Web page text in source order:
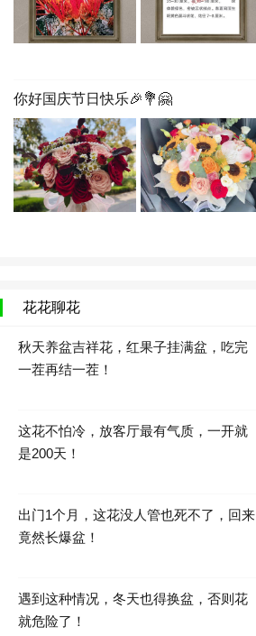
你好国庆节日快乐🎉💐🤗
花花聊花
秋天养盆吉祥花，红果子挂满盆，吃完
一茬再结一茬！
这花不怕冷，放客厅最有气质，一开就
是200天！
出门1个月，这花没人管也死不了，回来
竟然长爆盆！
遇到这种情况，冬天也得换盆，否则花
就危险了！